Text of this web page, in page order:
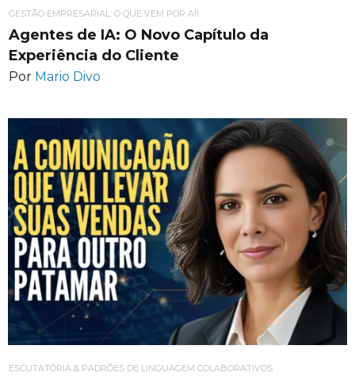
GESTÃO EMPRESARIAL: O QUE VEM POR AÍ!
Agentes de IA: O Novo Capítulo da
Experiência do Cliente
Por Mario Divo
ESCUTATÓRIA & PADRÕES DE LINGUAGEM COLABORATIVOS